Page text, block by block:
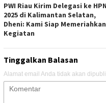
PWI Riau Kirim Delegasi ke HPN
2025 di Kalimantan Selatan,
Dheni: Kami Siap Memeriahkan
Kegiatan
Tinggalkan Balasan
Alamat email Anda tidak akan